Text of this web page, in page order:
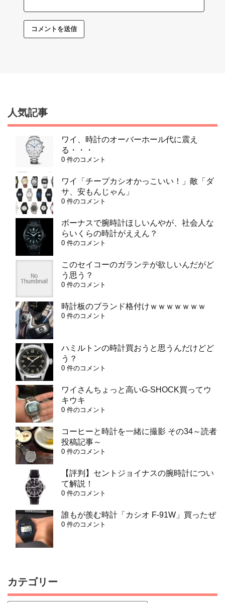
人気記事
ワイ、時計のオーバーホール代に震え
る・・・
0 件のコメント
ワイ「チープカシオかっこいい！」敵「ダ
サ、安もんじゃん」
0 件のコメント
ボーナスで腕時計ほしいんやが、社会人な
らいくらの時計がええん？
0 件のコメント
このセイコーのガランテが欲しいんだがど
う思う？
0 件のコメント
時計板のブランド格付けｗｗｗｗｗｗｗ
0 件のコメント
ハミルトンの時計買おうと思うんだけどど
う？
0 件のコメント
ワイさんちょっと高いG-SHOCK買ってウ
キウキ
0 件のコメント
コーヒーと時計を一緒に撮影 その34～読者
投稿記事～
0 件のコメント
【評判】セントジョイナスの腕時計につい
て解説！
0 件のコメント
誰もが羨む時計「カシオ F-91W」買ったぜ
0 件のコメント
カテゴリー